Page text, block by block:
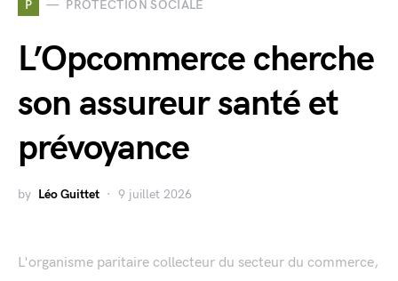
P PROTECTION SOCIALE
L’Opcommerce cherche
son assureur santé et
prévoyance
by Léo Guittet 9 juillet 2026
L'organisme paritaire collecteur du secteur du commerce,